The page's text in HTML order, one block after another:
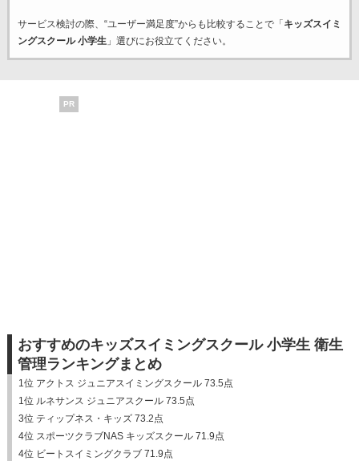
サービス検討の際、“ユーザー満足度”からも比較することで「 キッズスイミ
ングスクール 小学生」選びにお役立てください。
PR
おすすめのキッズスイミングスクール 小学生 衛生
管理ランキングまとめ
1位 アクトス ジュニアスイミングスクール 73.5点
1位 ルネサンス ジュニアスクール 73.5点
3位 ティップネス・キッズ 73.2点
4位 スポーツクラブNAS キッズスクール 71.9点
4位 ビートスイミングクラブ 71.9点